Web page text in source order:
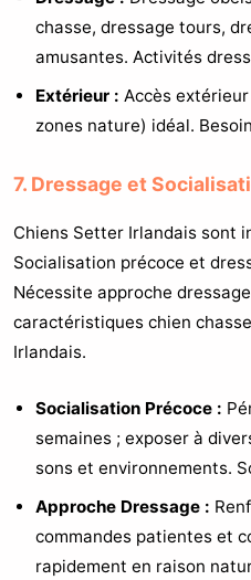
chasse, dressage tours,
amusantes. Activités
Extérieur : Accès
zones nature) idéal.
7. Dressage et
Chiens Setter Irlandais sont
Socialisation précoce et
Nécessite approche
caractéristiques chien
Irlandais.
Socialisation Précoce :
semaines ; exposer à
sons et environnements.
Approche Dressage :
commandes patientes et
rapidement en raison